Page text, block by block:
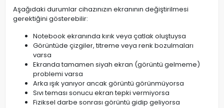
Aşağıdaki durumlar cihazınızın ekranının değiştirilmesi
gerektiğini gösterebilir:
Notebook ekranında kırık veya çatlak oluştuysa
Görüntüde çizgiler, titreme veya renk bozulmaları
varsa
Ekranda tamamen siyah ekran (görüntü gelmeme)
problemi varsa
Arka ışık yanıyor ancak görüntü görünmüyorsa
Sıvı teması sonucu ekran tepki vermiyorsa
Fiziksel darbe sonrası görüntü gidip geliyorsa